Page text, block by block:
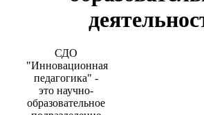
СДО
"Инновационная
педагогика" -
это научно-
образовательное